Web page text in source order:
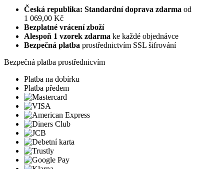
Česká republika: Standardní doprava zdarma od
1 069,00 Kč
Bezplatné vrácení zboží
Alespoň 1 vzorek zdarma ke každé objednávce
Bezpečná platba prostřednictvím SSL šifrování
Bezpečná platba prostřednicvím
Platba na dobírku
Platba předem